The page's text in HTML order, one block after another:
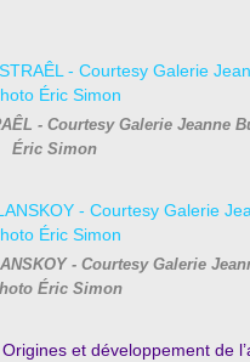
- Courtesy Galerie Jeanne
Éric Simon
- Courtesy Galerie
Éric Simon
et développement de